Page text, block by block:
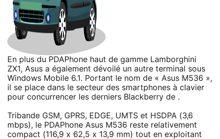
En plus du PDAPhone haut de gamme Lamborghini
ZX1, Asus a également dévoilé un autre terminal sous
Windows Mobile 6.1. Portant le nom de « Asus M536 »,
il se place dans le secteur des smartphones à clavier
pour concurrencer les derniers Blackberry de .
Tribande GSM, GPRS, EDGE, UMTS et HSDPA (3,6
mbps), le PDAPhone Asus M536 reste relativement
compact (116,9 x 62,5 x 13,9 mm) tout en exploitant